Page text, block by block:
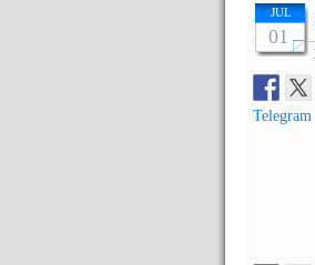
JUL
01
Telegram